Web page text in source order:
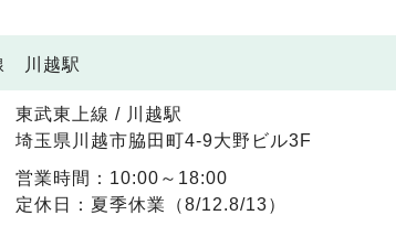
川越駅
東武東上線 / 川越駅
埼玉県川越市脇田町4-9大野ビル3F
営業時間：10:00～18:00
定休日：夏季休業（8/12.8/13）